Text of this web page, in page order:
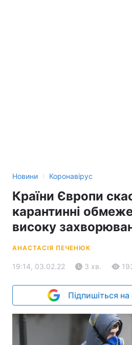
Новини › Коронавірус
Країни Європи
карантинні
високу
АНАСТАСІЯ ПЕЧЕНЮК
19:14, 03.02.22 3 хв.
Підпишіться